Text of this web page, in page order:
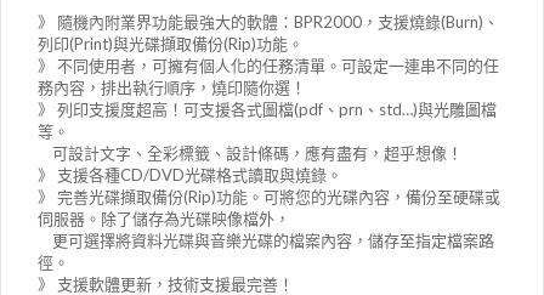
》 隨機內附業界功能最強大的軟體：BPR2000，支援燒錄(Burn)、
列印(Print)與光碟擷取備份(Rip)功能。
》 不同使用者，可擁有個人化的任務清單。可設定一連串不同的任
務內容，排出執行順序，燒印隨你選！
》 列印支援度超高！可支援各式圖檔(pdf、prn、std…)與光雕圖檔
等。
可設計文字、全彩標籤、設計條碼，應有盡有，超乎想像！
》 支援各種CD/DVD光碟格式讀取與燒錄。
》 完善光碟擷取備份(Rip)功能。可將您的光碟內容，備份至硬碟或
伺服器。除了儲存為光碟映像檔外，
更可選擇將資料光碟與音樂光碟的檔案內容，儲存至指定檔案路
徑。
》 支援軟體更新，技術支援最完善！